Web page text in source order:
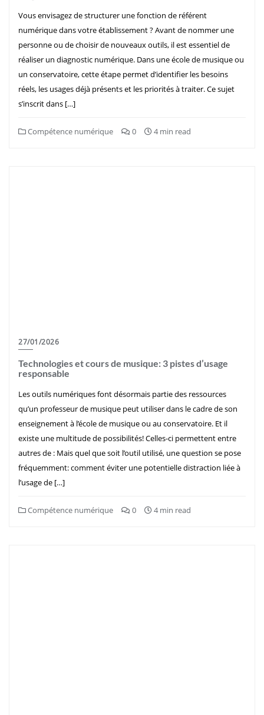
Vous envisagez de structurer une fonction de référent
numérique dans votre établissement ? Avant de nommer une
personne ou de choisir de nouveaux outils, il est essentiel de
réaliser un diagnostic numérique. Dans une école de musique ou
un conservatoire, cette étape permet d’identifier les besoins
réels, les usages déjà présents et les priorités à traiter. Ce sujet
s’inscrit dans […]
Compétence numérique 0 4 min read
27/01/2026
Technologies et cours de musique: 3 pistes d’usage
responsable
Les outils numériques font désormais partie des ressources
qu’un professeur de musique peut utiliser dans le cadre de son
enseignement à l’école de musique ou au conservatoire. Et il
existe une multitude de possibilités! Celles-ci permettent entre
autres de : Mais quel que soit l’outil utilisé, une question se pose
fréquemment: comment éviter une potentielle distraction liée à
l’usage de […]
Compétence numérique 0 4 min read